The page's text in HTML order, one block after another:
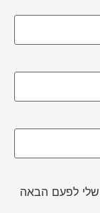
לפעם הבאה